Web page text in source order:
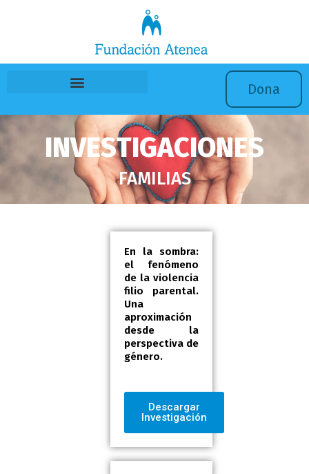
Dona
INVESTIGACIONES
FAMILIAS
En la sombra:
el fenómeno
de la violencia
filio parental.
Una
aproximación
desde la
perspectiva de
género.
Descargar
Investigación